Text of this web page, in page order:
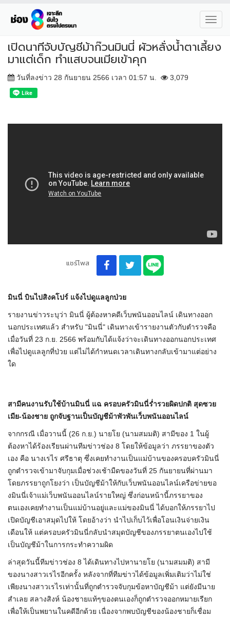
เปิดนาทีจับบัญชีม้าก๊วนมินนี่ ผัวหลั่งน้ำตาเลี้ยง
มาแต่เด็ก ทำแสบจนเมียเข้าคุก
วันที่ลงข่าว 28 กันยายน 2566 เวลา 01:57 น. 3,079
แชร์โพส
มินนี่ บินไปสิงคโปร์ แจ้งไปดูแลลูกป่วย
รายงานข่าวระบุว่า มินนี่ ผู้ต้องหาคดีเว็บพนันออนไลน์ เดินทางออก
นอกประเทศแล้ว สำหรับ "มินนี่" เดินทางเข้ารายงานตัวกับตำรวจคือ
เมื่อวันที่ 23 ก.ย. 2566 พร้อมกับได้แจ้งว่าจะเดินทางออกนอกประเทศ
เพื่อไปดูแลลูกที่ป่วย แต่ไม่ได้กำหนดเวลาเดินทางกลับเข้ามาแต่อย่าง
ใด
สามีคนงานรับใช้บ้านมินนี่ แฉ ครอบครัวมินนี่ร่ำรวยผิดปกติ สุดซวย
เมีย-น้องชาย ถูกจับฐานเป็นบัญชีม้าพัวพันเว็บพนันออนไลน์
จากกรณี เมื่อวานนี้ (26 ก.ย.) นายโย (นามสมมติ) สามีของ 1 ในผู้
ต้องหาได้ร้องเรียนผ่านทีมข่าวช่อง 8 โดยให้ข้อมูลว่า ภรรยาของตัว
เอง คือ นางเรไร ศรีธาตุ ซึ่งเคยทำงานเป็นแม่บ้านของครอบครัวมินนี่
ถูกตำรวจเข้ามาจับกุมเมื่อช่วงเช้ามืดของวันที่ 25 กันยายนที่ผ่านมา
โดยภรรยาถูกโยงว่า เป็นบัญชีม้าให้กับเว็บพนันออนไลน์เครือข่ายขอ
งมินนี่เจ้าแม่เว็บพนันออนไลน์รายใหญ่ ซึ่งก่อนหน้านี้ภรรยาของ
ตนเองเคยทำงานเป็นแม่บ้านอยู่และแม่ของมินนี่ ได้บอกให้ภรรยาไป
เปิดบัญชีเอาสมุดไปให้ โดยอ้างว่า นำไปเก็บไว้เพื่อโอนเงินจ่ายเงิน
เดือนให้ แต่ครอบครัวมินนี่กลับนำสมุดบัญชีของภรรยาตนเองไปใช้
เป็นบัญชีม้าในการกระทำความผิด
ล่าสุดวันนี้ทีมข่าวช่อง 8 ได้เดินทางไปหานายโย (นามสมมติ) สามี
ของนางสาวเรไรอีกครั้ง หลังจากที่ทีมข่าวได้ข้อมูลเพิ่มเติมว่าไม่ใช่
เพียงนางสาวเรไรเท่านั้นที่ถูกตำรวจจับกุมข้อหาบัญชีม้า แต่ยังมีนาย
สำเลย สลางสิงห์ น้องชายแท้ๆของตนเองก็ถูกตำรวจออกหมายเรียก
เพื่อให้เป็นพยานในคดีอีกด้วย เนื่องจากพบบัญชีของน้องชายก็เชื่อม